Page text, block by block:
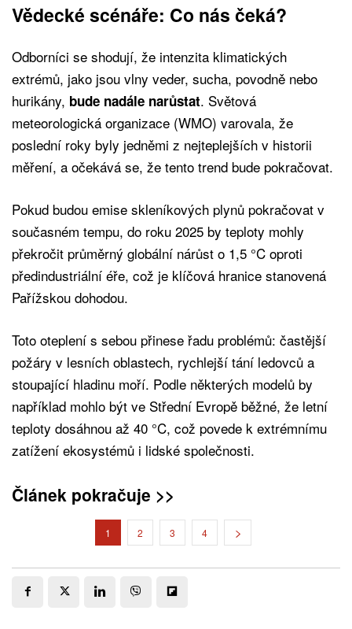
Vědecké scénáře: Co nás čeká?
Odborníci se shodují, že intenzita klimatických
extrémů, jako jsou vlny veder, sucha, povodně nebo
hurikány, bude nadále narůstat. Světová
meteorologická organizace (WMO) varovala, že
poslední roky byly jedněmi z nejteplejších v historii
měření, a očekává se, že tento trend bude pokračovat.
Pokud budou emise skleníkových plynů pokračovat v
současném tempu, do roku 2025 by teploty mohly
překročit průměrný globální nárůst o 1,5 °C oproti
předindustriální éře, což je klíčová hranice stanovená
Pařížskou dohodou.
Toto oteplení s sebou přinese řadu problémů: častější
požáry v lesních oblastech, rychlejší tání ledovců a
stoupající hladinu moří. Podle některých modelů by
například mohlo být ve Střední Evropě běžné, že letní
teploty dosáhnou až 40 °C, což povede k extrémnímu
zatížení ekosystémů i lidské společnosti.
Článek pokračuje >>
1 2 3 4